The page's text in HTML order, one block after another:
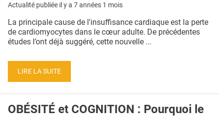
QUI SOMMES-NOUS ?
CONDITIONS GÉNÉRALES
CRÉDITS
Actualité publiée il y a 7 années 1 mois
La principale cause de l'insuffisance cardiaque est la perte
de cardiomyocytes dans le cœur adulte. De précédentes
études l’ont déjà suggéré, cette nouvelle ...
LIRE LA SUITE
OBÉSITÉ et COGNITION : Pourquoi le